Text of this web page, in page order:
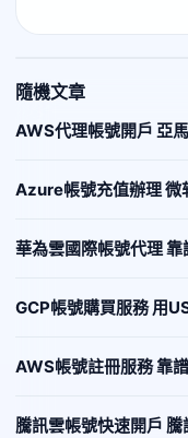
隨機文章
AWS代理帳號開戶 亞
Azure帳號充值辦理 微
華為雲國際帳號代理
GCP帳號購買服務 用
AWS帳號註冊服務 靠
騰訊雲帳號快速開戶